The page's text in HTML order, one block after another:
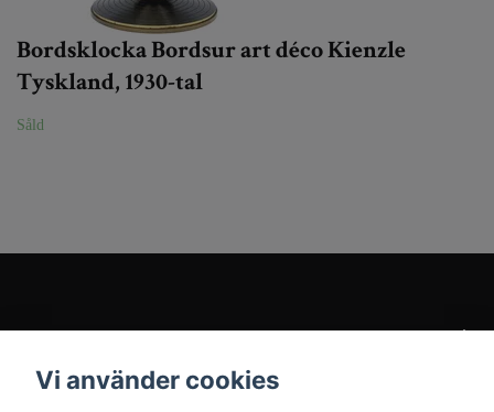
Bordsklocka Bordsur art déco Kienzle
Tyskland, 1930-tal
Såld
Vi använder cookies